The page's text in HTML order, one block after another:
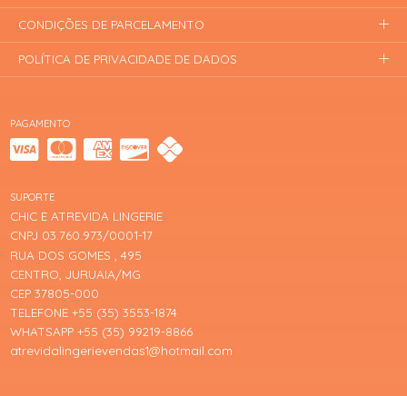
PAGAMENTO
SUPORTE
CHIC E ATREVIDA LINGERIE
CNPJ 03.760.973/0001-17
RUA DOS GOMES , 495
CENTRO, JURUAIA/MG
CEP 37805-000
TELEFONE +55 (35) 3553-1874
WHATSAPP +55 (35) 99219-8866
atrevidalingerievendas1@hotmail.com
CONDIÇÕES DE PARCELAMENTO
POLÍTICA DE PRIVACIDADE DE DADOS